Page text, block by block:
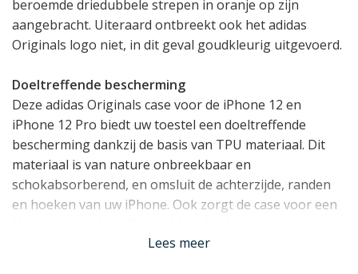
beroemde driedubbele strepen in oranje op zijn
aangebracht. Uiteraard ontbreekt ook het adidas
Originals logo niet, in dit geval goudkleurig uitgevoerd.
Doeltreffende bescherming
Deze adidas Originals case voor de iPhone 12 en
iPhone 12 Pro biedt uw toestel een doeltreffende
bescherming dankzij de basis van TPU materiaal. Dit
materiaal is van nature onbreekbaar en
schokabsorberend, en omsluit de achterzijde, randen
en hoeken van uw iPhone. Ook zorgt de case voor een
Lees meer